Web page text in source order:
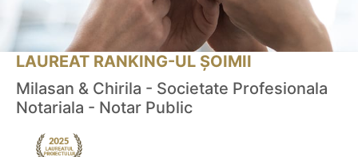
LAUREAT RANKING-UL ȘOIMII
Milasan & Chirila - Societate Profesionala
Notariala - Notar Public